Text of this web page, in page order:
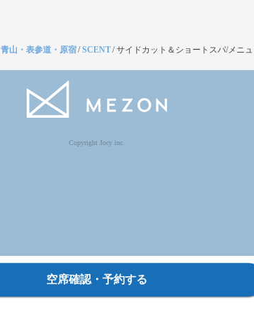
青山・表参道・原宿/SCENT/サイドカット＆ショートスパ/メニ
Copyright Jocy inc.
空席確認・予約する